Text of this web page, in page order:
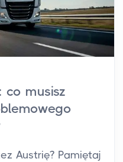
co musisz
Austrię? Pamiętaj